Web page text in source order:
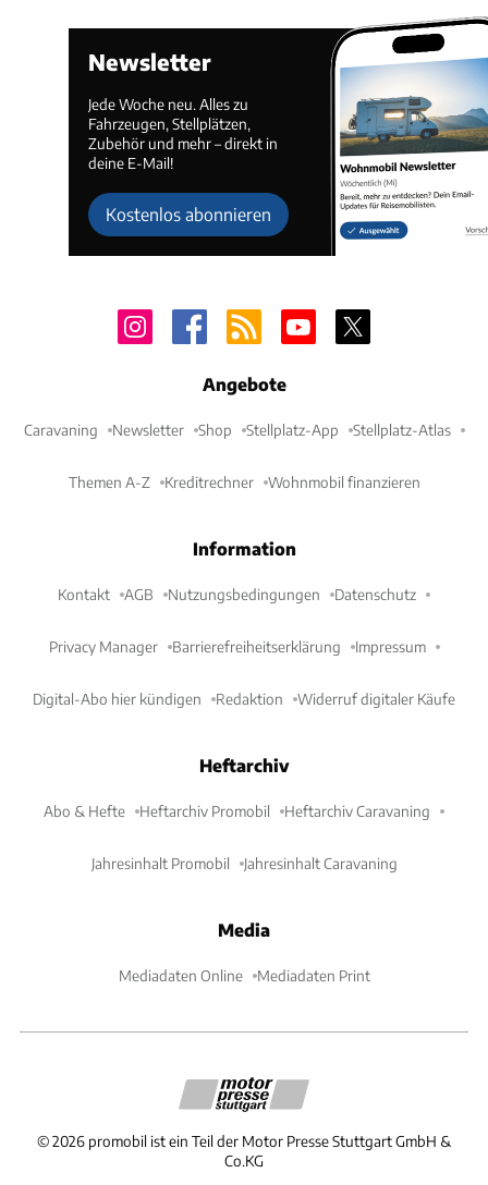
Newsletter
Jede Woche neu. Alles zu
Fahrzeugen, Stellplätzen,
Zubehör und mehr – direkt in
deine E-Mail!
Kostenlos abonnieren
Angebote
Caravaning Newsletter Shop Stellplatz-App Stellplatz-Atlas
Themen A-Z Kreditrechner Wohnmobil finanzieren
Information
Kontakt AGB Nutzungsbedingungen Datenschutz
Privacy Manager Barrierefreiheitserklärung Impressum
Digital-Abo hier kündigen Redaktion Widerruf digitaler Käufe
Heftarchiv
Abo & Hefte Heftarchiv Promobil Heftarchiv Caravaning
Jahresinhalt Promobil Jahresinhalt Caravaning
Media
Mediadaten Online Mediadaten Print
©2026 promobil ist ein Teil der Motor Presse Stuttgart GmbH &
Co.KG